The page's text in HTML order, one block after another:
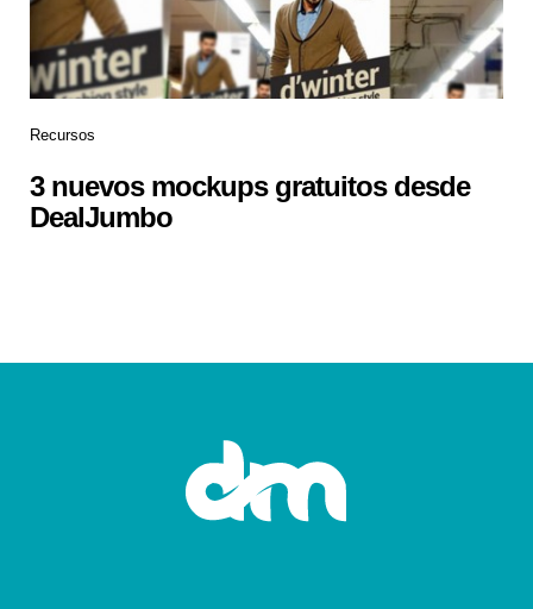
Recursos
3 nuevos mockups gratuitos desde
DealJumbo